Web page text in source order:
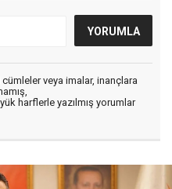
veya imalar, inançlara
harflerle yazılmış yorumlar